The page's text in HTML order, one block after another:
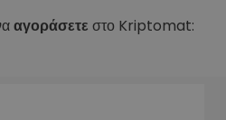
αγοράσετε στο Kriptomat: